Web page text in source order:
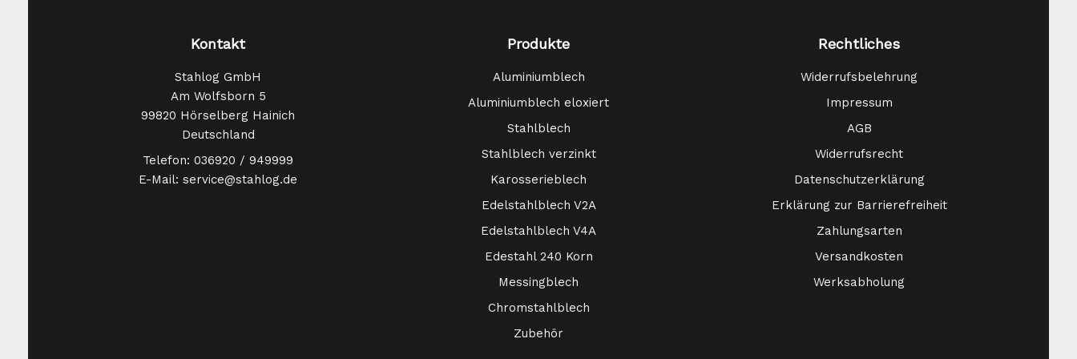
Kontakt
Stahlog GmbH
Am Wolfsborn 5
99820 Hörselberg Hainich
Deutschland
Telefon: 036920 / 949999
E-Mail: service@stahlog.de
Produkte
Aluminiumblech
Aluminiumblech eloxiert
Stahlblech
Stahlblech verzinkt
Karosserieblech
Edelstahlblech V2A
Edelstahlblech V4A
Edestahl 240 Korn
Messingblech
Chromstahlblech
Zubehör
Rechtliches
Widerrufsbelehrung
Impressum
AGB
Widerrufsrecht
Datenschutzerklärung
Erklärung zur Barrierefreiheit
Zahlungsarten
Versandkosten
Werksabholung